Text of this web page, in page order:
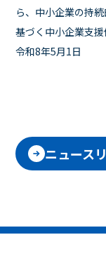
ら、中小企業の持
基づく中小企業支援
令和8年5月1日
ニュース